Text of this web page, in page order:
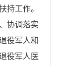
持工作。
协调落实
役军人和
役军人医